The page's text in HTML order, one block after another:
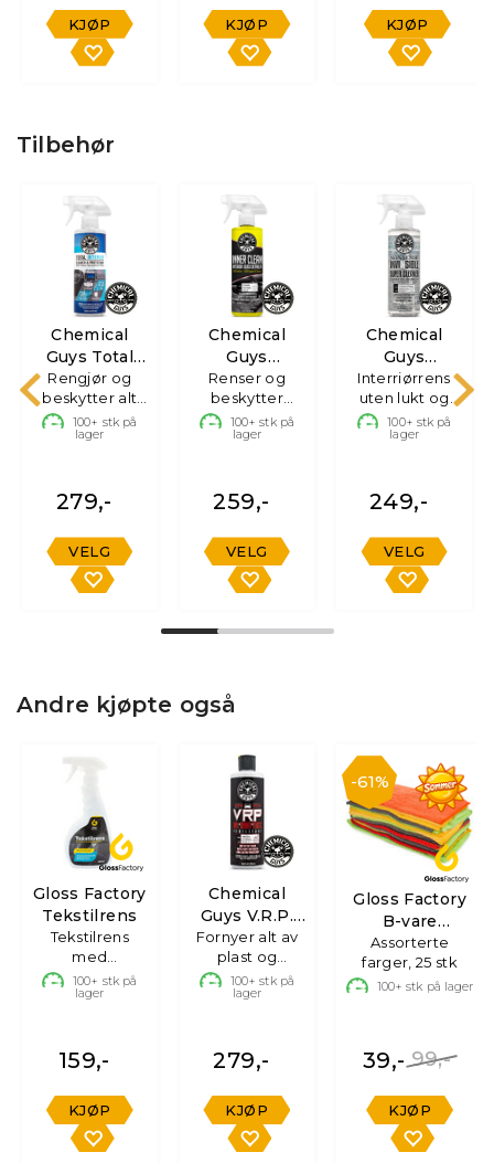
KJØP KJØP KJØP
Tilbehør
Chemical
Guys Total
Interior
Rengjør og
beskytter alt
interiør,
100+ stk på
lager
279,-
VELG
Chemical
Guys
InnerClean
Renser og
beskytter
interiør
100+ stk på
lager
259,-
VELG
Chemical
Guys
Nonsense
Interriørrens
uten lukt og
farge
100+ stk på
lager
249,-
VELG
Andre kjøpte også
Gloss Factory
Tekstilrens
Tekstilrens
med
skumdyse,
500ml
100+ stk på
lager
159,-
KJØP
Chemical
Guys V.R.P.
Dressing
Fornyer alt av
plast og
gummi, 473ml
100+ stk på
lager
279,-
KJØP
61%
Gloss Factory
B-vare
Mikrofiberkluter
Assorterte
farger, 25 stk
100+ stk på lager
99,-
39,-
KJØP